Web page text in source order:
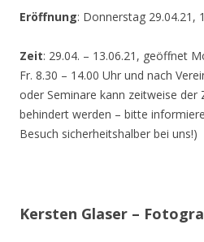
Eröffnung: Donnerstag 29.04.21,
Zeit: 29.04. – 13.06.21, geöffnet
Fr. 8.30 – 14.00 Uhr und nach
oder Seminare kann zeitweise der
behindert werden – bitte
Besuch sicherheitshalber bei uns!)
Kersten Glaser –